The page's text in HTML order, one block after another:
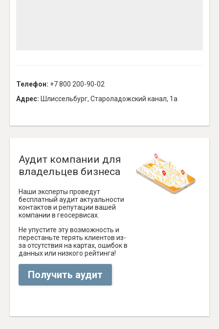
Телефон: +7 800 200-90-02
Адрес: Шлиссельбург, Староладожский канал, 1а
Аудит компании для
владельцев бизнеса
Наши эксперты проведут
бесплатный аудит актуальности
контактов и репутации вашей
компании в геосервисах.
Не упустите эту возможность и
перестаньте терять клиентов из-
за отсутствия на картах, ошибок в
данных или низкого рейтинга!
Получить аудит